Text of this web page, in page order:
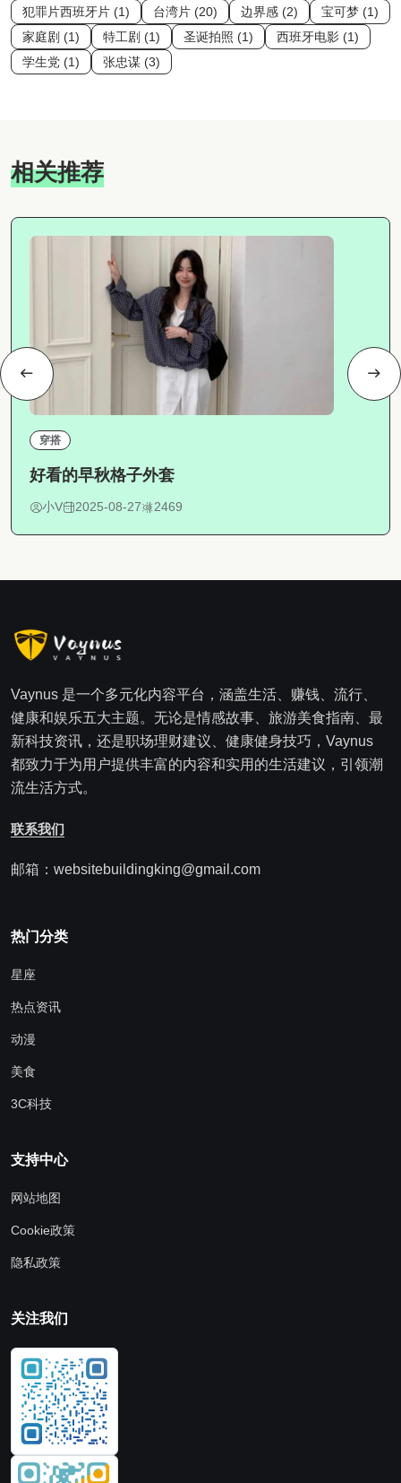
犯罪片西班牙片 (1)
台湾片 (20) 边界感 (2)
宝可梦 (1)
家庭剧 (1)
特工剧 (1) 圣诞拍照 (1)
西班牙电影 (1)
学生党 (1)
张忠谋 (3)
相关推荐
穿搭
好看的早秋格子外套
小V 2025-08-27 2469
Vaynus 是一个多元化内容平台，涵盖生活、赚钱、流行、
健康和娱乐五大主题。无论是情感故事、旅游美食指南、最
新科技资讯，还是职场理财建议、健康健身技巧，Vaynus
都致力于为用户提供丰富的内容和实用的生活建议，引领潮
流生活方式。
联系我们
邮箱：websitebuildingking@gmail.com
热门分类
星座
热点资讯
动漫
美食
3C科技
支持中心
网站地图
Cookie政策
隐私政策
关注我们